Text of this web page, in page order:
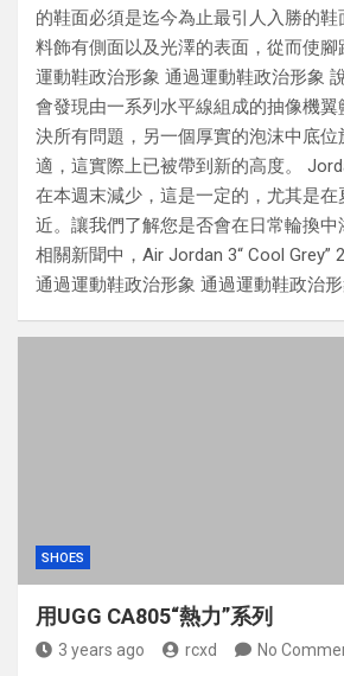
的鞋面必須是迄今為止最引人入勝的
料飾有側面以及光澤的表面，從而使腳
運動鞋政治形象 通過運動鞋政治形象
會發現由一系列水平線組成的抽像機
決所有問題，另一個厚實的泡沫中底位
適，這實際上已被帶到新的高度。
在本週末減少，這是一定的，尤其是
近。讓我們了解您是否會在日常輪換中
相關新聞中，Air Jordan 3“ Cool Grey”
通過運動鞋政治形象 通過運動鞋政治
SHOES
用UGG CA805“熱力”系列
3 years ago rcxd No